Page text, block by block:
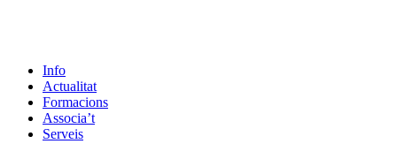
Info
Actualitat
Formacions
Associa’t
Serveis